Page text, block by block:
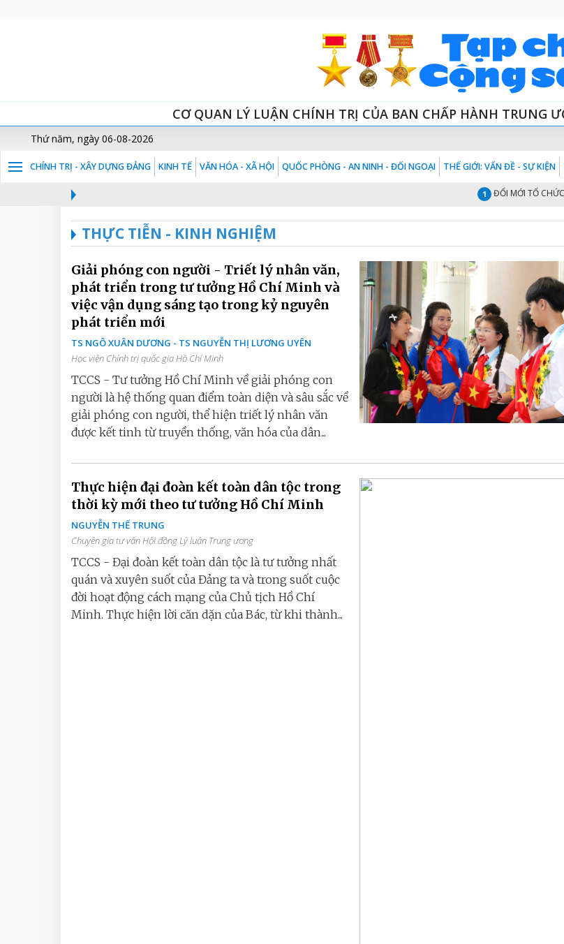
CƠ QUAN LÝ LUẬN CHÍNH TRỊ CỦA BAN CHẤP HÀNH TRUNG
Thứ năm, ngày 06-08-2026
CHÍNH TRỊ - XÂY DỰNG ĐẢNG KINH TẾ VĂN HÓA - XÃ HỘI QUỐC PHÒNG - AN NINH - ĐỐI NGOẠI THẾ GIỚI: VẤN ĐỀ - SỰ KIỆN
ĐỔI MỚI TỔ CHỨC
THỰC TIỄN - KINH NGHIỆM
Giải phóng con người - Triết lý nhân văn,
phát triển trong tư tưởng Hồ Chí Minh và
việc vận dụng sáng tạo trong kỷ nguyên
phát triển mới
TS NGÔ XUÂN DƯƠNG - TS NGUYỄN THỊ LƯƠNG UYÊN
Học viện Chính trị quốc gia Hồ Chí Minh
TCCS - Tư tưởng Hồ Chí Minh về giải phóng con
người là hệ thống quan điểm toàn diện và sâu sắc về
giải phóng con người, thể hiện triết lý nhân văn
được kết tinh từ truyền thống, văn hóa của dân...
Thực hiện đại đoàn kết toàn dân tộc trong
thời kỳ mới theo tư tưởng Hồ Chí Minh
NGUYỄN THẾ TRUNG
Chuyên gia tư vấn Hội đồng Lý luận Trung ương
TCCS - Đại đoàn kết toàn dân tộc là tư tưởng nhất
quán và xuyên suốt của Đảng ta và trong suốt cuộc
đời hoạt động cách mạng của Chủ tịch Hồ Chí
Minh. Thực hiện lời căn dặn của Bác, từ khi thành...